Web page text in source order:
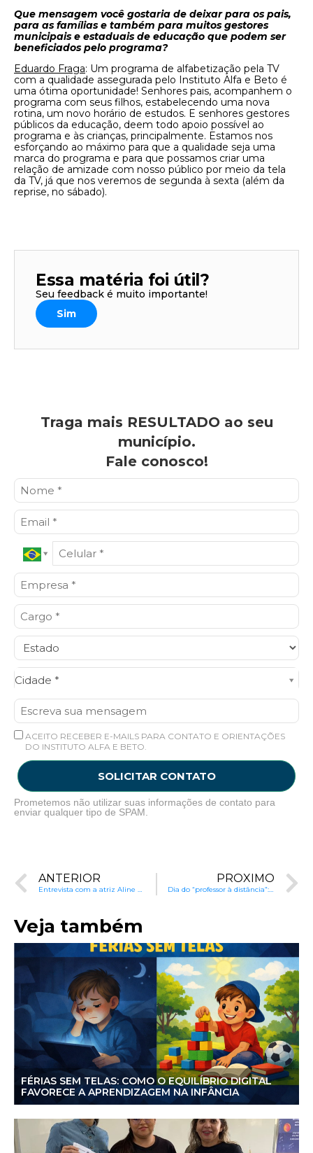
Que mensagem você gostaria de deixar para os pais,
para as famílias e também para muitos gestores
municipais e estaduais de educação que podem ser
beneficiados pelo programa?
Eduardo Fraga: Um programa de alfabetização pela TV
com a qualidade assegurada pelo Instituto Alfa e Beto é
uma ótima oportunidade! Senhores pais, acompanhem o
programa com seus filhos, estabelecendo uma nova
rotina, um novo horário de estudos. E senhores gestores
públicos da educação, deem todo apoio possível ao
programa e às crianças, principalmente. Estamos nos
esforçando ao máximo para que a qualidade seja uma
marca do programa e para que possamos criar uma
relação de amizade com nosso público por meio da tela
da TV, já que nos veremos de segunda à sexta (além da
reprise, no sábado).
Essa matéria foi útil?
Seu feedback é muito importante!
Sim
Traga mais RESULTADO ao seu
município.
Fale conosco!
Cidade *
Cidade*
ACEITO RECEBER E-MAILS PARA CONTATO E ORIENTAÇÕES
DO INSTITUTO ALFA E BETO.
SOLICITAR CONTATO
Prometemos não utilizar suas informações de contato para
enviar qualquer tipo de SPAM.
ANTERIOR PRÓXIMO
Veja também
FÉRIAS SEM TELAS: COMO O EQUILÍBRIO DIGITAL
FAVORECE A APRENDIZAGEM NA INFÂNCIA